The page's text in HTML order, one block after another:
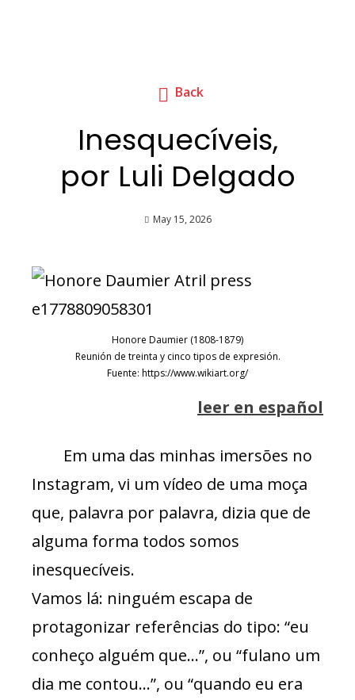
Back
Inesquecíveis,
por Luli Delgado
May 15, 2026
Honore Daumier (1808-1879)
Reunión de treinta y cinco tipos de expresión.
Fuente: https://www.wikiart.org/
leer en español
Em uma das minhas imersões no
Instagram, vi um vídeo de uma moça
que, palavra por palavra, dizia que de
alguma forma todos somos
inesquecíveis.
Vamos lá: ninguém escapa de
protagonizar referências do tipo: “eu
conheço alguém que…”, ou “fulano um
dia me contou…”, ou “quando eu era